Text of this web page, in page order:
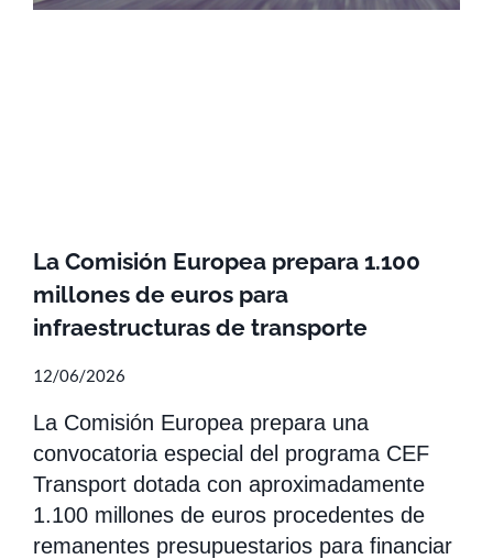
La Comisión Europea prepara 1.100
millones de euros para
infraestructuras de transporte
12/06/2026
La Comisión Europea prepara una
convocatoria especial del programa CEF
Transport dotada con aproximadamente
1.100 millones de euros procedentes de
remanentes presupuestarios para financiar